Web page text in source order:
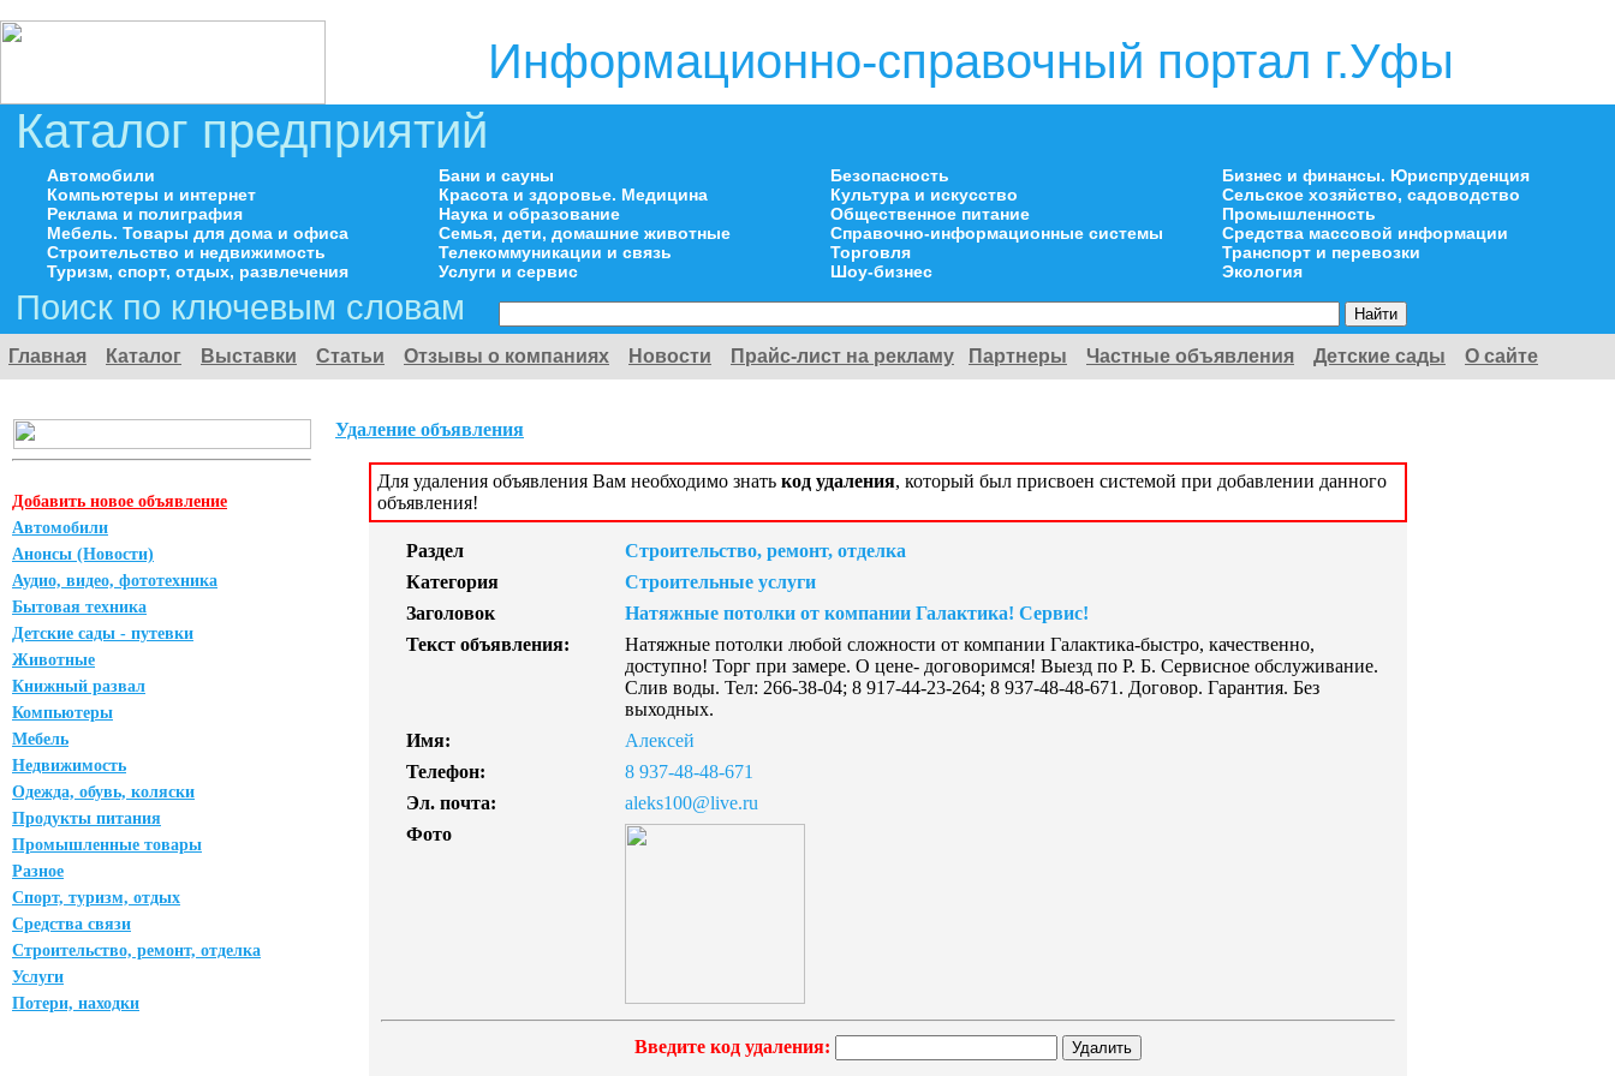
Информационно-справочный портал г.Уфы
Каталог предприятий
Автомобили
Компьютеры и интернет
Реклама и полиграфия
Мебель. Товары для дома и офиса
Строительство и недвижимость
Туризм, спорт, отдых, развлечения
Бани и сауны
Красота и здоровье. Медицина
Наука и образование
Семья, дети, домашние животные
Телекоммуникации и связь
Услуги и сервис
Безопасность
Культура и искусство
Общественное питание
Справочно-информационные системы
Торговля
Шоу-бизнес
Бизнес и финансы. Юриспруденция
Сельское хозяйство, садоводство
Промышленность
Средства массовой информации
Транспорт и перевозки
Экология
Поиск по ключевым словам
Главная Каталог Выставки Статьи Отзывы о компаниях Новости Прайс-лист на рекламу Партнеры Частные объявления Детские сады О сайте
Добавить новое объявление
Автомобили
Анонсы (Новости)
Аудио, видео, фототехника
Бытовая техника
Детские сады - путевки
Животные
Книжный развал
Компьютеры
Мебель
Недвижимость
Одежда, обувь, коляски
Продукты питания
Промышленные товары
Разное
Спорт, туризм, отдых
Средства связи
Строительство, ремонт, отделка
Услуги
Потери, находки
Удаление объявления
Для удаления объявления Вам необходимо знать код удаления, который был присвоен системой при добавлении данного
объявления!
Раздел
Строительство, ремонт, отделка
Категория
Строительные услуги
Заголовок
Натяжные потолки от компании Галактика! Сервис!
Текст объявления:
Натяжные потолки любой сложности от компании Галактика-быстро, качественно,
доступно! Торг при замере. О цене- договоримся! Выезд по Р. Б. Сервисное обслуживание.
Слив воды. Тел: 266-38-04; 8 917-44-23-264; 8 937-48-48-671. Договор. Гарантия. Без
выходных.
Имя:
Алексей
Телефон:
8 937-48-48-671
Эл. почта:
aleks100@live.ru
Фото
Введите код удаления: